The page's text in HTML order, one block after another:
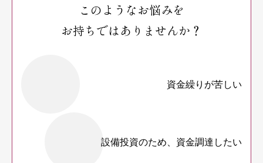
このようなお悩みを
お持ちではありませんか？
資金繰りが苦しい
設備投資のため、資金調達したい